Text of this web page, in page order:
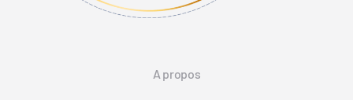
A propos